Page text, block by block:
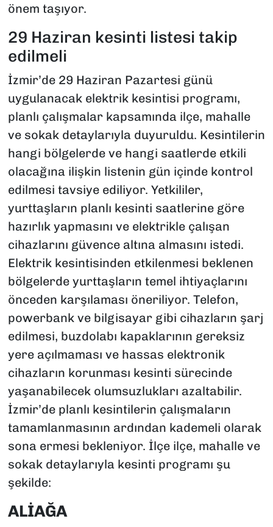
önem taşıyor.
29 Haziran kesinti listesi takip
edilmeli
İzmir’de 29 Haziran Pazartesi günü
uygulanacak elektrik kesintisi programı,
planlı çalışmalar kapsamında ilçe, mahalle
ve sokak detaylarıyla duyuruldu. Kesintilerin
hangi bölgelerde ve hangi saatlerde etkili
olacağına ilişkin listenin gün içinde kontrol
edilmesi tavsiye ediliyor. Yetkililer,
yurttaşların planlı kesinti saatlerine göre
hazırlık yapmasını ve elektrikle çalışan
cihazlarını güvence altına almasını istedi.
Elektrik kesintisinden etkilenmesi beklenen
bölgelerde yurttaşların temel ihtiyaçlarını
önceden karşılaması öneriliyor. Telefon,
powerbank ve bilgisayar gibi cihazların şarj
edilmesi, buzdolabı kapaklarının gereksiz
yere açılmaması ve hassas elektronik
cihazların korunması kesinti sürecinde
yaşanabilecek olumsuzlukları azaltabilir.
İzmir’de planlı kesintilerin çalışmaların
tamamlanmasının ardından kademeli olarak
sona ermesi bekleniyor. İlçe ilçe, mahalle ve
sokak detaylarıyla kesinti programı şu
şekilde:
ALİAĞA